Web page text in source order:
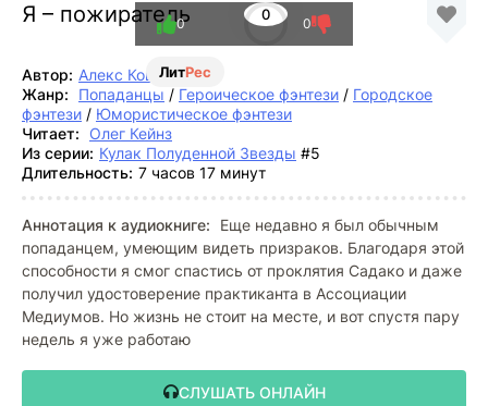
Я – пожиратель
ЛитРес
0
0 0
Автор: Алекс Кош
Жанр:
Попаданцы / Героическое фэнтези / Городское
фэнтези / Юмористическое фэнтези
Читает: Олег Кейнз
Из серии: Кулак Полуденной Звезды #5
Длительность: 7 часов 17 минут
Аннотация к аудиокниге:
Еще недавно я был обычным
попаданцем, умеющим видеть призраков. Благодаря этой
способности я смог спастись от проклятия Садако и даже
получил удостоверение практиканта в Ассоциации
Медиумов. Но жизнь не стоит на месте, и вот спустя пару
недель я уже работаю
СЛУШАТЬ ОНЛАЙН